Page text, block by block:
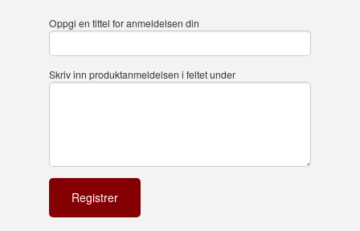
Oppgi en tittel for anmeldelsen din
Skriv inn produktanmeldelsen i feltet under